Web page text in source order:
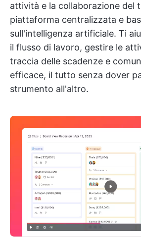
attività e la collaborazione del
piattaforma centralizzata e
sull'intelligenza artificiale. Ti
il flusso di lavoro, gestire le
traccia delle scadenze e
efficace, il tutto senza dover
strumento all'altro.